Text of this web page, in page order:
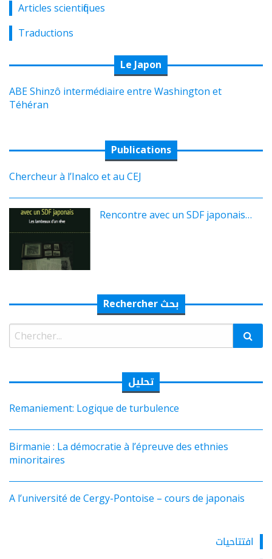
Articles scientifiques
Traductions
Le Japon
ABE Shinzô intermédiaire entre Washington et
Téhéran
Publications
Chercheur à l’Inalco et au CEJ
Rencontre avec un SDF japonais…
Rechercher بحث
Rechercher:
تحليل
Remaniement: Logique de turbulence
Birmanie : La démocratie à l’épreuve des ethnies
minoritaires
A l’université de Cergy-Pontoise – cours de japonais
افتتاحيات